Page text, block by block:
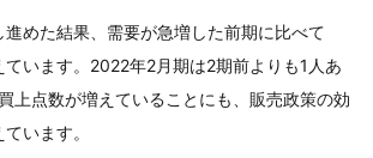
進めた結果、需要が急増した前期に比べて
ています。2022年2月期は2期前よりも1人あ
上点数が増えていることにも、販売政策の効
います。